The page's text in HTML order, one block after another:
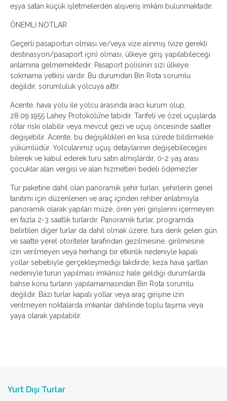
eşya satan küçük işletmelerden alışveriş imkânı bulunmaktadır.
ÖNEMLİ NOTLAR
Geçerli pasaportun olması ve/veya vize alınmış (vize gerekli
destinasyon/pasaport için) olması, ülkeye giriş yapılabileceği
anlamına gelmemektedir. Pasaport polisinin sizi ülkeye
sokmama yetkisi vardır. Bu durumdan Bin Rota sorumlu
değildir, sorumluluk yolcuya aittir.
Acente, hava yolu ile yolcu arasında aracı kurum olup,
28.09.1955 Lahey Protokolü’ne tabidir. Tarifeli ve özel uçuşlarda
rötar riski olabilir veya mevcut gezi ve uçuş öncesinde saatler
değişebilir. Acente, bu değişiklikleri en kısa sürede bildirmekle
yükümlüdür. Yolcularımız uçuş detaylarının değişebileceğini
bilerek ve kabul ederek turu satın almışlardır. 0-2 yaş arası
çocuklar alan vergisi ve alan hizmetleri bedeli ödemezler
Tur paketine dahil olan panoramik şehir turları, şehirlerin genel
tanıtımı için düzenlenen ve araç içinden rehber anlatımıyla
panoramik olarak yapılan müze, ören yeri girişlerini içermeyen
en fazla 2-3 saatlik turlardır. Panoramik turlar, programda
belirtilen diğer turlar da dahil olmak üzere, tura denk gelen gün
ve saatte yerel otoriteler tarafından gezilmesine, girilmesine
izin verilmeyen veya herhangi bir etkinlik nedeniyle kapalı
yollar sebebiyle gerçekleşmediği takdirde, keza hava şartları
nedeniyle turun yapılması imkânsız hale geldiği durumlarda
bahse konu turların yapılamamasından Bin Rota sorumlu
değildir. Bazı turlar kapalı yollar veya araç girişine izin
verilmeyen noktalarda imkanlar dahilinde toplu taşıma veya
yaya olarak yapılabilir.
Yurt Dışı Turlar